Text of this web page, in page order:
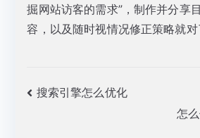
掘网站访客的需求”，制作并分享
容，以及随时视情况修正策略就对
文
搜索引擎怎么优化
怎